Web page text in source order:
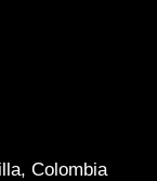
Colombia